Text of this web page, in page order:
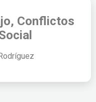
Conflictos